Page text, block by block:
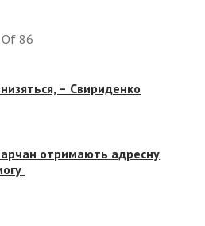
Of 86
– Свириденко
отримають адресну